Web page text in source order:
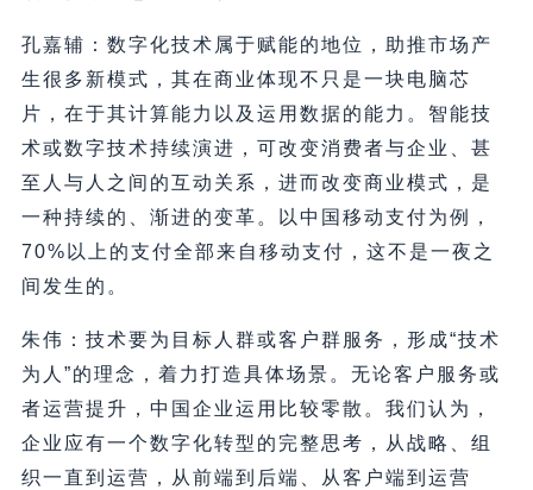
孔嘉辅：数字化技术属于赋能的地位，助推市场产
生很多新模式，其在商业体现不只是一块电脑芯
片，在于其计算能力以及运用数据的能力。智能技
术或数字技术持续演进，可改变消费者与企业、甚
至人与人之间的互动关系，进而改变商业模式，是
一种持续的、渐进的变革。以中国移动支付为例，
70%以上的支付全部来自移动支付，这不是一夜之
间发生的。
朱伟：技术要为目标人群或客户群服务，形成“技术
为人”的理念，着力打造具体场景。无论客户服务或
者运营提升，中国企业运用比较零散。我们认为，
企业应有一个数字化转型的完整思考，从战略、组
织一直到运营，从前端到后端、从客户端到运营